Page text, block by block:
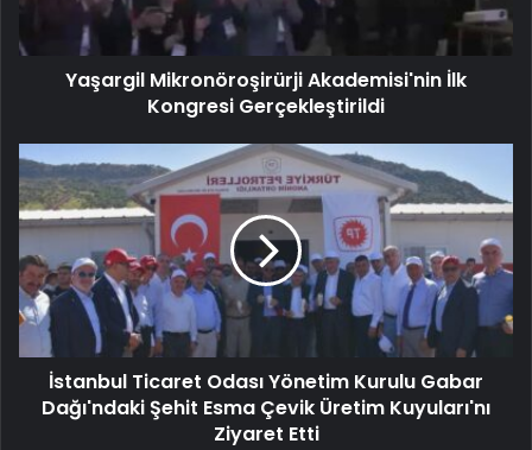
Yaşargil Mikronöroşirürji Akademisi'nin İlk
Kongresi Gerçekleştirildi
İstanbul Ticaret Odası Yönetim Kurulu Gabar
Dağı'ndaki Şehit Esma Çevik Üretim Kuyuları'nı
Ziyaret Etti